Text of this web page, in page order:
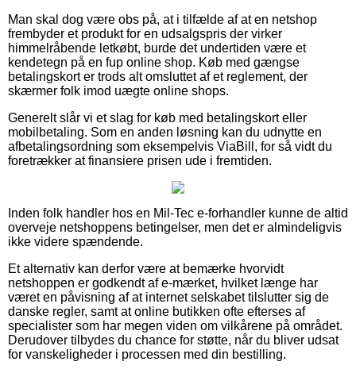
Man skal dog være obs på, at i tilfælde af at en netshop
frembyder et produkt for en udsalgspris der virker
himmelråbende letkøbt, burde det undertiden være et
kendetegn på en fup online shop. Køb med gængse
betalingskort er trods alt omsluttet af et reglement, der
skærmer folk imod uægte online shops.
Generelt slår vi et slag for køb med betalingskort eller
mobilbetaling. Som en anden løsning kan du udnytte en
afbetalingsordning som eksempelvis ViaBill, for så vidt du
foretrækker at finansiere prisen ude i fremtiden.
Inden folk handler hos en Mil-Tec e-forhandler kunne de altid
overveje netshoppens betingelser, men det er almindeligvis
ikke videre spændende.
Et alternativ kan derfor være at bemærke hvorvidt
netshoppen er godkendt af e-mærket, hvilket længe har
været en påvisning af at internet selskabet tilslutter sig de
danske regler, samt at online butikken ofte efterses af
specialister som har megen viden om vilkårene på området.
Derudover tilbydes du chance for støtte, når du bliver udsat
for vanskeligheder i processen med din bestilling.